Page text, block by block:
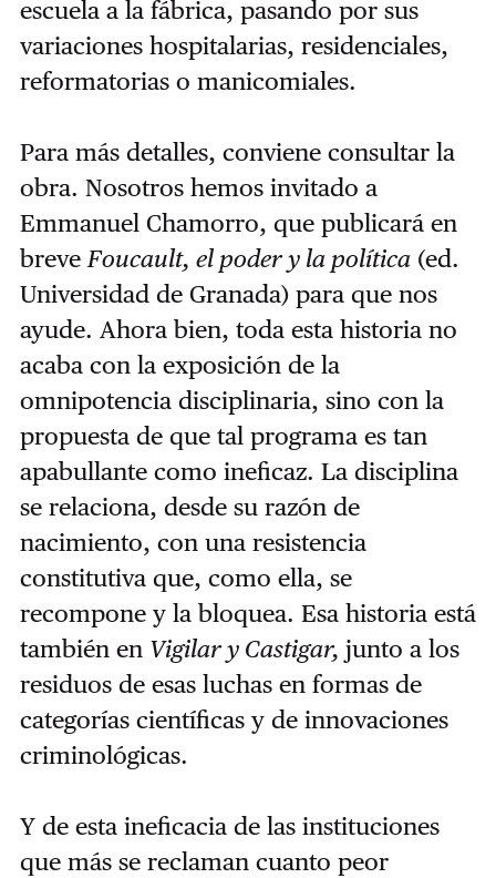
escuela a la fábrica, pasando por sus
variaciones hospitalarias, residenciales,
reformatorias o manicomiales.
Para más detalles, conviene consultar la
obra. Nosotros hemos invitado a
Emmanuel Chamorro, que publicará en
breveFoucault, el poder y la política(ed.
Universidad de Granada) para que nos
ayude. Ahora bien, toda esta historia no
acaba con la exposición de la
omnipotencia disciplinaria, sino con la
propuesta de que tal programa es tan
apabullante como ineficaz. La disciplina
se relaciona, desde su razón de
nacimiento, con una resistencia
constitutiva que, como ella, se
recompone y la bloquea. Esa historia está
también en Vigilar y Castigar, junto a los
residuos de esas luchas en formas de
categorías científicas y de innovaciones
criminológicas.
Y de esta ineficacia de las instituciones
que más se reclaman cuanto peor